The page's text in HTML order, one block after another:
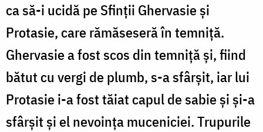
ca să-i ucidă pe Sfinţii Ghervasie şi
Protasie, care rămăseseră în temniţă.
Ghervasie a fost scos din temniţă şi, fiind
bătut cu vergi de plumb, s-a sfârşit, iar lui
Protasie i-a fost tăiat capul de sabie şi şi-a
sfârşit şi el nevoinţa muceniciei. Trupurile